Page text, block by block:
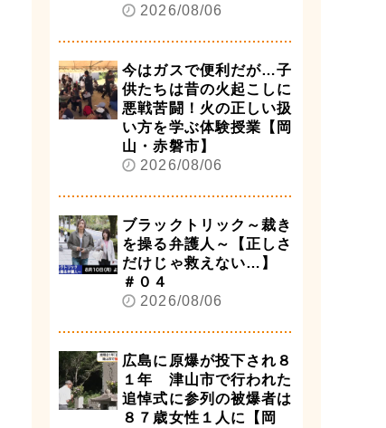
2026/08/06
今はガスで便利だが…子
供たちは昔の火起こしに
悪戦苦闘！火の正しい扱
い方を学ぶ体験授業【岡
山・赤磐市】
2026/08/06
ブラックトリック～裁き
を操る弁護人～【正しさ
だけじゃ救えない…】
＃０４
2026/08/06
広島に原爆が投下され８
１年 津山市で行われた
追悼式に参列の被爆者は
８７歳女性１人に【岡